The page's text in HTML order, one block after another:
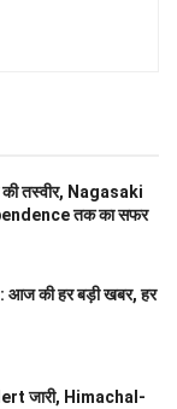
की तस्वीर, Nagasaki
तक का सफर
की हर बड़ी खबर, हर
जारी, Himachal-